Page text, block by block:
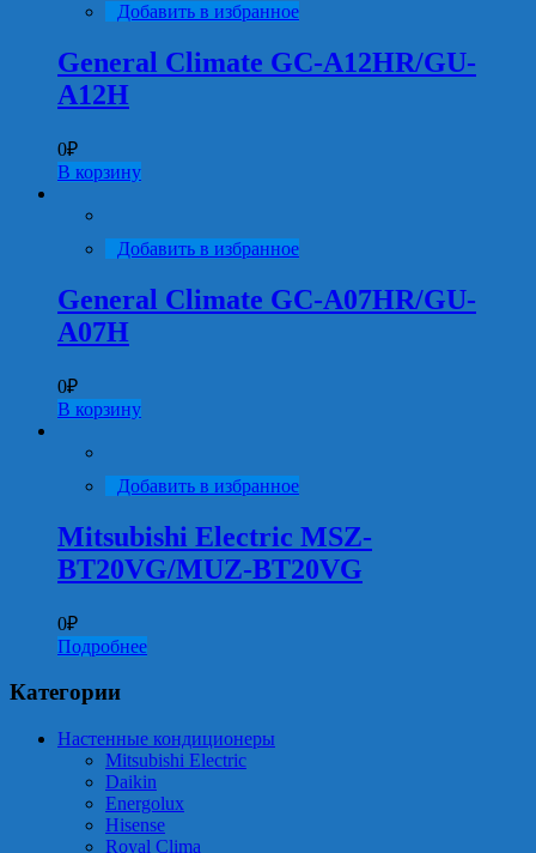
Добавить в избранное
General Climate GC-A12HR/GU-
A12H
0₽
В корзину
Добавить в избранное
General Climate GC-A07HR/GU-
A07H
0₽
В корзину
Добавить в избранное
Mitsubishi Electric MSZ-
BT20VG/MUZ-BT20VG
0₽
Подробнее
Категории
Настенные кондиционеры
Mitsubishi Electric
Daikin
Energolux
Hisense
Royal Clima